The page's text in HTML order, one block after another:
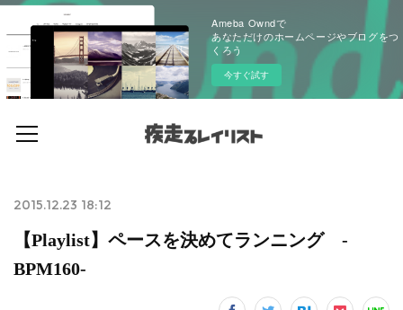
Ameba Owndで
あなただけのホームページやブログをつ
くろう
今すぐ試す
2015.12.23 18:12
【Playlist】ペースを決めてランニング -
BPM160-